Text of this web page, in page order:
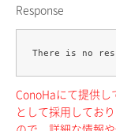
Response
ConoHaにて提供し
として採用してお